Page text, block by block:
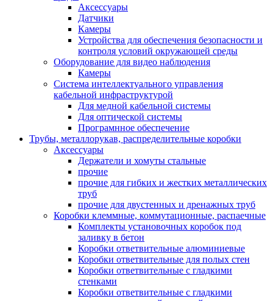
Аксессуары
Датчики
Камеры
Устройства для обеспечения безопасности и
контроля условий окружающей среды
Оборудование для видео наблюдения
Камеры
Система интеллектуального управления
кабельной инфраструктурой
Для медной кабельной системы
Для оптической системы
Програмнное обеспечение
Трубы, металлорукав, распределительные коробки
Аксессуары
Держатели и хомуты стальные
прочие
прочие для гибких и жестких металлических
труб
прочие для двустенных и дренажных труб
Коробки клеммные, коммутационные, распаечные
Комплекты установочных коробок под
заливку в бетон
Коробки ответвительные алюминиевые
Коробки ответвительные для полых стен
Коробки ответвительные с гладкими
стенками
Коробки ответвительные с гладкими